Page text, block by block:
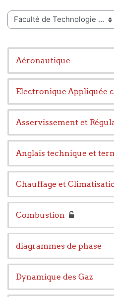
de cours
Aéronautique
Electronique Appliquée
Asservissement et
Anglais technique et
Chauffage et
Combustion
diagrammes de phase
Dynamique des Gaz